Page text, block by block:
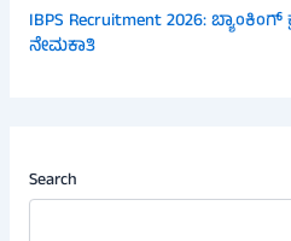
IBPS Recruitment 2026: ಬ್ಯಾಂಕಿಂಗ್
ನೇಮಕಾತಿ
Search